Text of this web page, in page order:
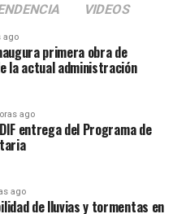
VIDEOS
ago
primera obra de
la actual administración
ago
entrega del Programa de
ago
de lluvias y tormentas en